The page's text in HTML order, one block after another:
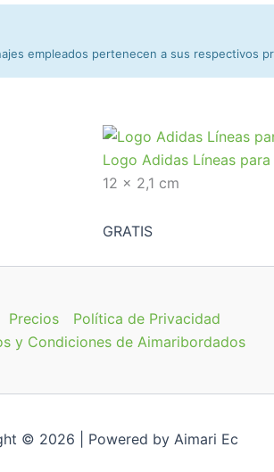
empleados pertenecen a sus respectivos
Logo Adidas Líneas
12 x 2,1 cm
GRATIS
Precios
Política de Privacidad
y Condiciones de Aimaribordados
© 2026 | Powered by Aimari Ec